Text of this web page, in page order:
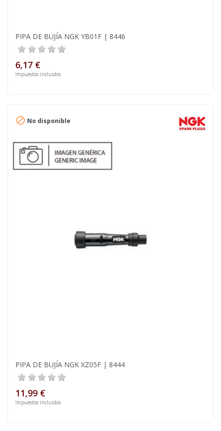
PIPA DE BUJÍA NGK YB01F | 8446
6,17 €
Impuestos incluidos
 No disponible
PIPA DE BUJÍA NGK XZ05F | 8444
11,99 €
Impuestos incluidos